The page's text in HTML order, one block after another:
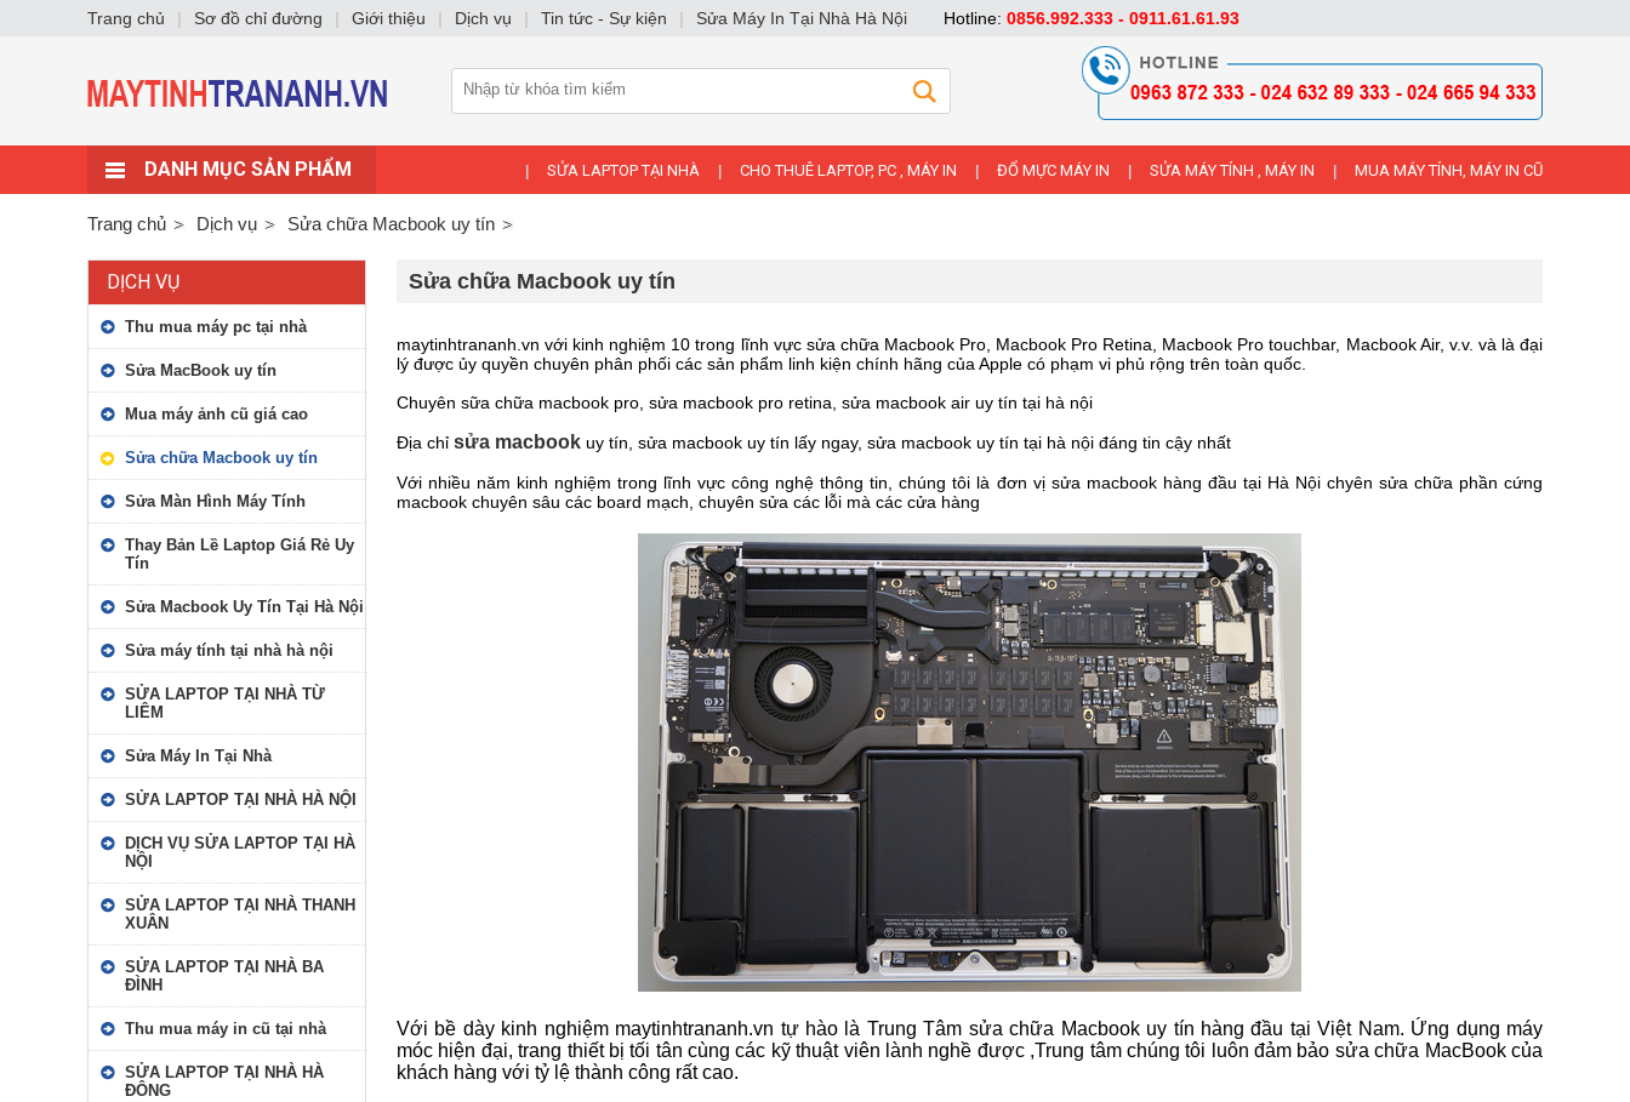
DANH MỤC SẢN PHẨM SỬA LAPTOP TẠI NHÀ CHO THUÊ LAPTOP, PC , MÁY IN ĐỔ MỰC MÁY IN SỬA MÁY TÍNH , MÁY IN MUA MÁY TÍNH, MÁY IN CŨ
Trang chủ Dịch vụ Sửa chữa Macbook uy tín
DỊCH VỤ
Thu mua máy pc tại nhà
Sửa MacBook uy tín
Mua máy ảnh cũ giá cao
Sửa chữa Macbook uy tín
Sửa Màn Hình Máy Tính
Thay Bản Lề Laptop Giá Rẻ Uy
Tín
Sửa Macbook Uy Tín Tại Hà Nội
Sửa máy tính tại nhà hà nội
SỬA LAPTOP TẠI NHÀ TỪ
LIÊM
Sửa Máy In Tại Nhà
SỬA LAPTOP TẠI NHÀ HÀ NỘI
DỊCH VỤ SỬA LAPTOP TẠI HÀ
NỘI
SỬA LAPTOP TẠI NHÀ THANH
XUÂN
SỬA LAPTOP TẠI NHÀ BA
ĐÌNH
Thu mua máy in cũ tại nhà
SỬA LAPTOP TẠI NHÀ HÀ
ĐÔNG
Sửa chữa Macbook uy tín
maytinhtrananh.vn với kinh nghiệm 10 trong lĩnh vực sửa chữa Macbook Pro, Macbook Pro Retina, Macbook Pro touchbar, Macbook Air, v.v. và là đại
lý được ủy quyền chuyên phân phối các sản phẩm linh kiện chính hãng của Apple có phạm vi phủ rộng trên toàn quốc.
Chuyên sữa chữa macbook pro, sửa macbook pro retina, sửa macbook air uy tín tại hà nội
Địa chỉ sửa macbook uy tín, sửa macbook uy tín lấy ngay, sửa macbook uy tín tại hà nội đáng tin cậy nhất
Với nhiều năm kinh nghiệm trong lĩnh vực công nghệ thông tin, chúng tôi là đơn vị sửa macbook hàng đầu tại Hà Nội chyên sửa chữa phần cứng
macbook chuyên sâu các board mạch, chuyên sửa các lỗi mà các cửa hàng
Với bề dày kinh nghiệm maytinhtrananh.vn tự hào là Trung Tâm sửa chữa Macbook uy tín hàng đầu tại Việt Nam. Ứng dụng máy
móc hiện đại, trang thiết bị tối tân cùng các kỹ thuật viên lành nghề được ,Trung tâm chúng tôi luôn đảm bảo sửa chữa MacBook của
khách hàng với tỷ lệ thành công rất cao.
Trang chủ | Sơ đồ chỉ đường | Giới thiệu | Dịch vụ | Tin tức - Sự kiện | Sửa Máy In Tại Nhà Hà Nội Hotline: 0856.992.333 - 0911.61.61.93